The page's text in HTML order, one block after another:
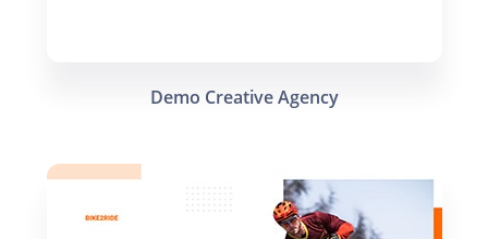
Demo Creative Agency